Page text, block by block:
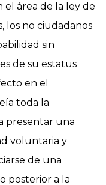
el área de la ley de
los no ciudadanos
sin
de su estatus
en el
toda la
presentar una
voluntaria y
de una
posterior a la